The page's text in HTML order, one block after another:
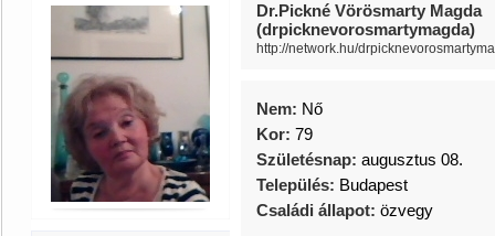
Dr.Pickné Vörösmarty Magda
(drpicknevorosmartymagda)
http://network.hu/
Nem: Nő
Kor: 79
Születésnap: augusztus 08.
Település: Budapest
Családi állapot: özvegy